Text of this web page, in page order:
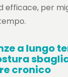
efficace, per
a lungo
cronico